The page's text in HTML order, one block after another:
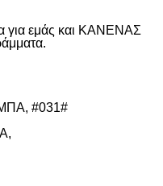
για εμάς και ΚΑΝΕΝΑΣ
#031#